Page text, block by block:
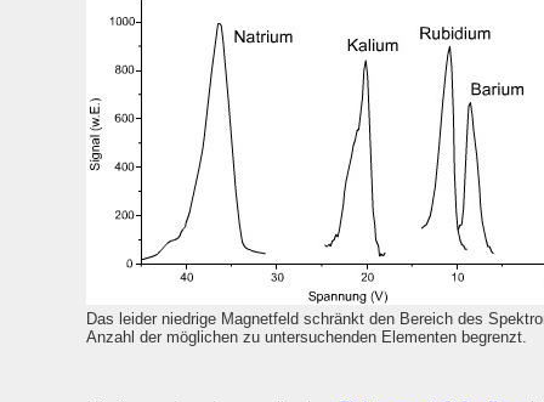
Das leider niedrige Magnetfeld schränkt den Bereich des
Anzahl der möglichen zu untersuchenden Elementen begrenzt.